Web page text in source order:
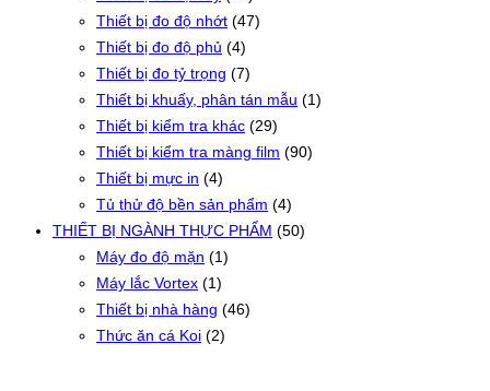
Thiết bị đo độ nhớt (47)
Thiết bị đo độ phủ (4)
Thiết bị đo tỷ trọng (7)
Thiết bị khuấy, phân tán mẫu (1)
Thiết bị kiểm tra khác (29)
Thiết bị kiểm tra màng film (90)
Thiết bị mực in (4)
Tủ thử độ bền sản phẩm (4)
THIẾT BỊ NGÀNH THỰC PHẨM (50)
Máy đo độ mặn (1)
Máy lắc Vortex (1)
Thiết bị nhà hàng (46)
Thức ăn cá Koi (2)